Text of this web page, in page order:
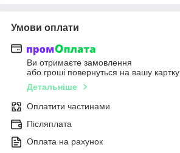
Умови оплати
Ви отримаєте замовлення
або гроші повернуться на вашу картку
Детальніше
Оплатити частинами
Післяплата
Оплата на рахунок